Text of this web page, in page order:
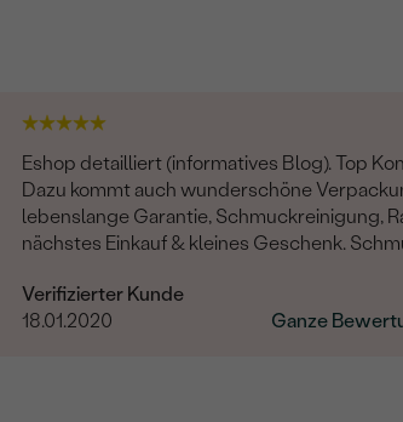
Eshop detailliert (informatives Blog). Top
Dazu kommt auch wunderschöne
lebenslange Garantie, Schmuckreinigung,
nächstes Einkauf & kleines Geschenk.
Verifizierter Kunde
18.01.2020
Ganze